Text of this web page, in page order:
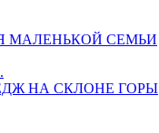
МАЛЕНЬКОЙ СЕМЬИ
НА СКЛОНЕ ГОРЫ